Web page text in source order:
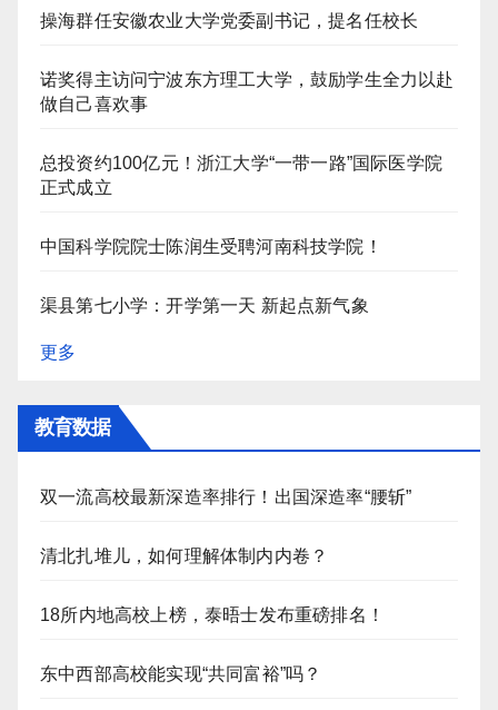
操海群任安徽农业大学党委副书记，提名任校长
诺奖得主访问宁波东方理工大学，鼓励学生全力以赴
做自己喜欢事
总投资约100亿元！浙江大学“一带一路”国际医学院
正式成立
中国科学院院士陈润生受聘河南科技学院！
渠县第七小学：开学第一天 新起点新气象
更多
教育数据
双一流高校最新深造率排行！出国深造率“腰斩”
清北扎堆儿，如何理解体制内内卷？
18所内地高校上榜，泰晤士发布重磅排名！
东中西部高校能实现“共同富裕”吗？